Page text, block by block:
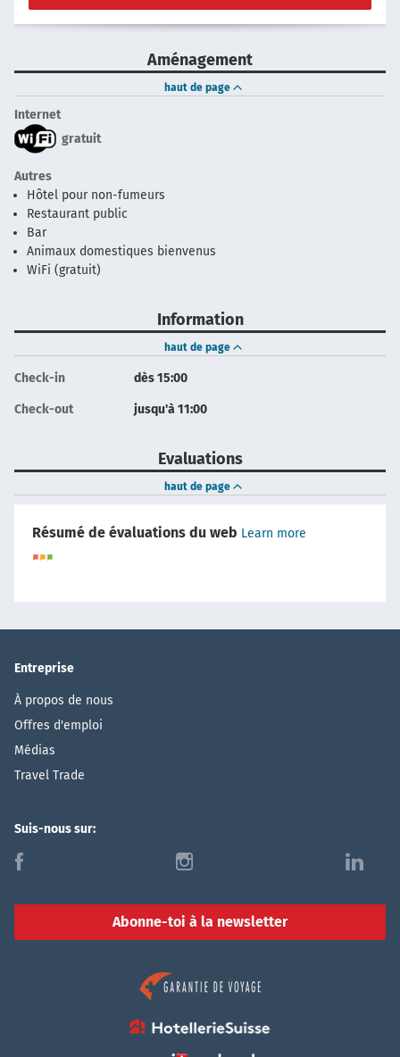
Aménagement
haut de page
Internet
gratuit
Autres
Hôtel pour non-fumeurs
Restaurant public
Bar
Animaux domestiques bienvenus
WiFi (gratuit)
Information
haut de page
Check-in dès 15:00
Check-out jusqu'à 11:00
Evaluations
haut de page
Résumé de évaluations du web Learn more
Entreprise
À propos de nous
Offres d'emploi
Médias
Travel Trade
Suis-nous sur:
f i l
Abonne-toi à la newsletter